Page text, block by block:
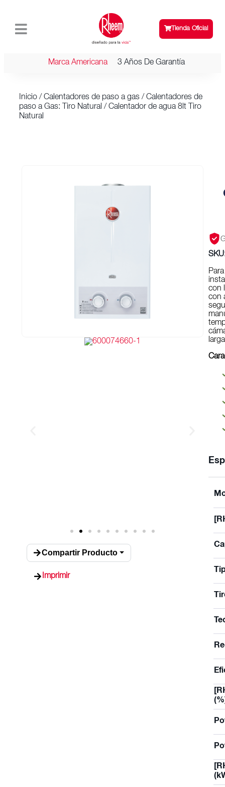
Tienda Oficial
Marca Americana 3 Años De Garantía
Inicio / Calentadores de paso a gas / Calentadores de
paso a Gas: Tiro Natural / Calentador de agua 8lt Tiro
Natural
Compartir Producto
Imprimir
con
con